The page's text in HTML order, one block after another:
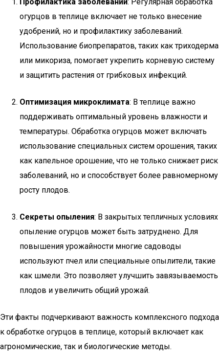
огурцов в теплице включает не только внесение
удобрений, но и профилактику заболеваний.
Использование биопрепаратов, таких как триходерма
или микориза, помогает укрепить корневую систему
и защитить растения от грибковых инфекций.
Оптимизация микроклимата: В теплице важно
поддерживать оптимальный уровень влажности и
температуры. Обработка огурцов может включать
использование специальных систем орошения, таких
как капельное орошение, что не только снижает риск
заболеваний, но и способствует более равномерному
росту плодов.
Секреты опыления: В закрытых тепличных условиях
опыление огурцов может быть затруднено. Для
повышения урожайности многие садоводы
используют пчел или специальные опылители, такие
как шмели. Это позволяет улучшить завязываемость
плодов и увеличить общий урожай.
Эти факты подчеркивают важность комплексного подхода
к обработке огурцов в теплице, который включает как
агрономические, так и биологические методы.